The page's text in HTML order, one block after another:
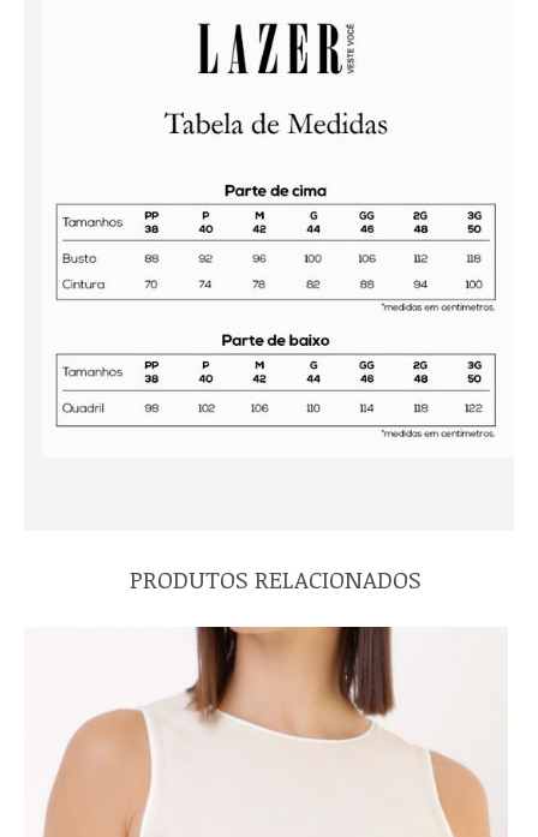
PRODUTOS RELACIONADOS